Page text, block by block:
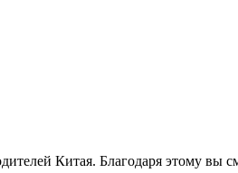
Китая. Благодаря этому вы